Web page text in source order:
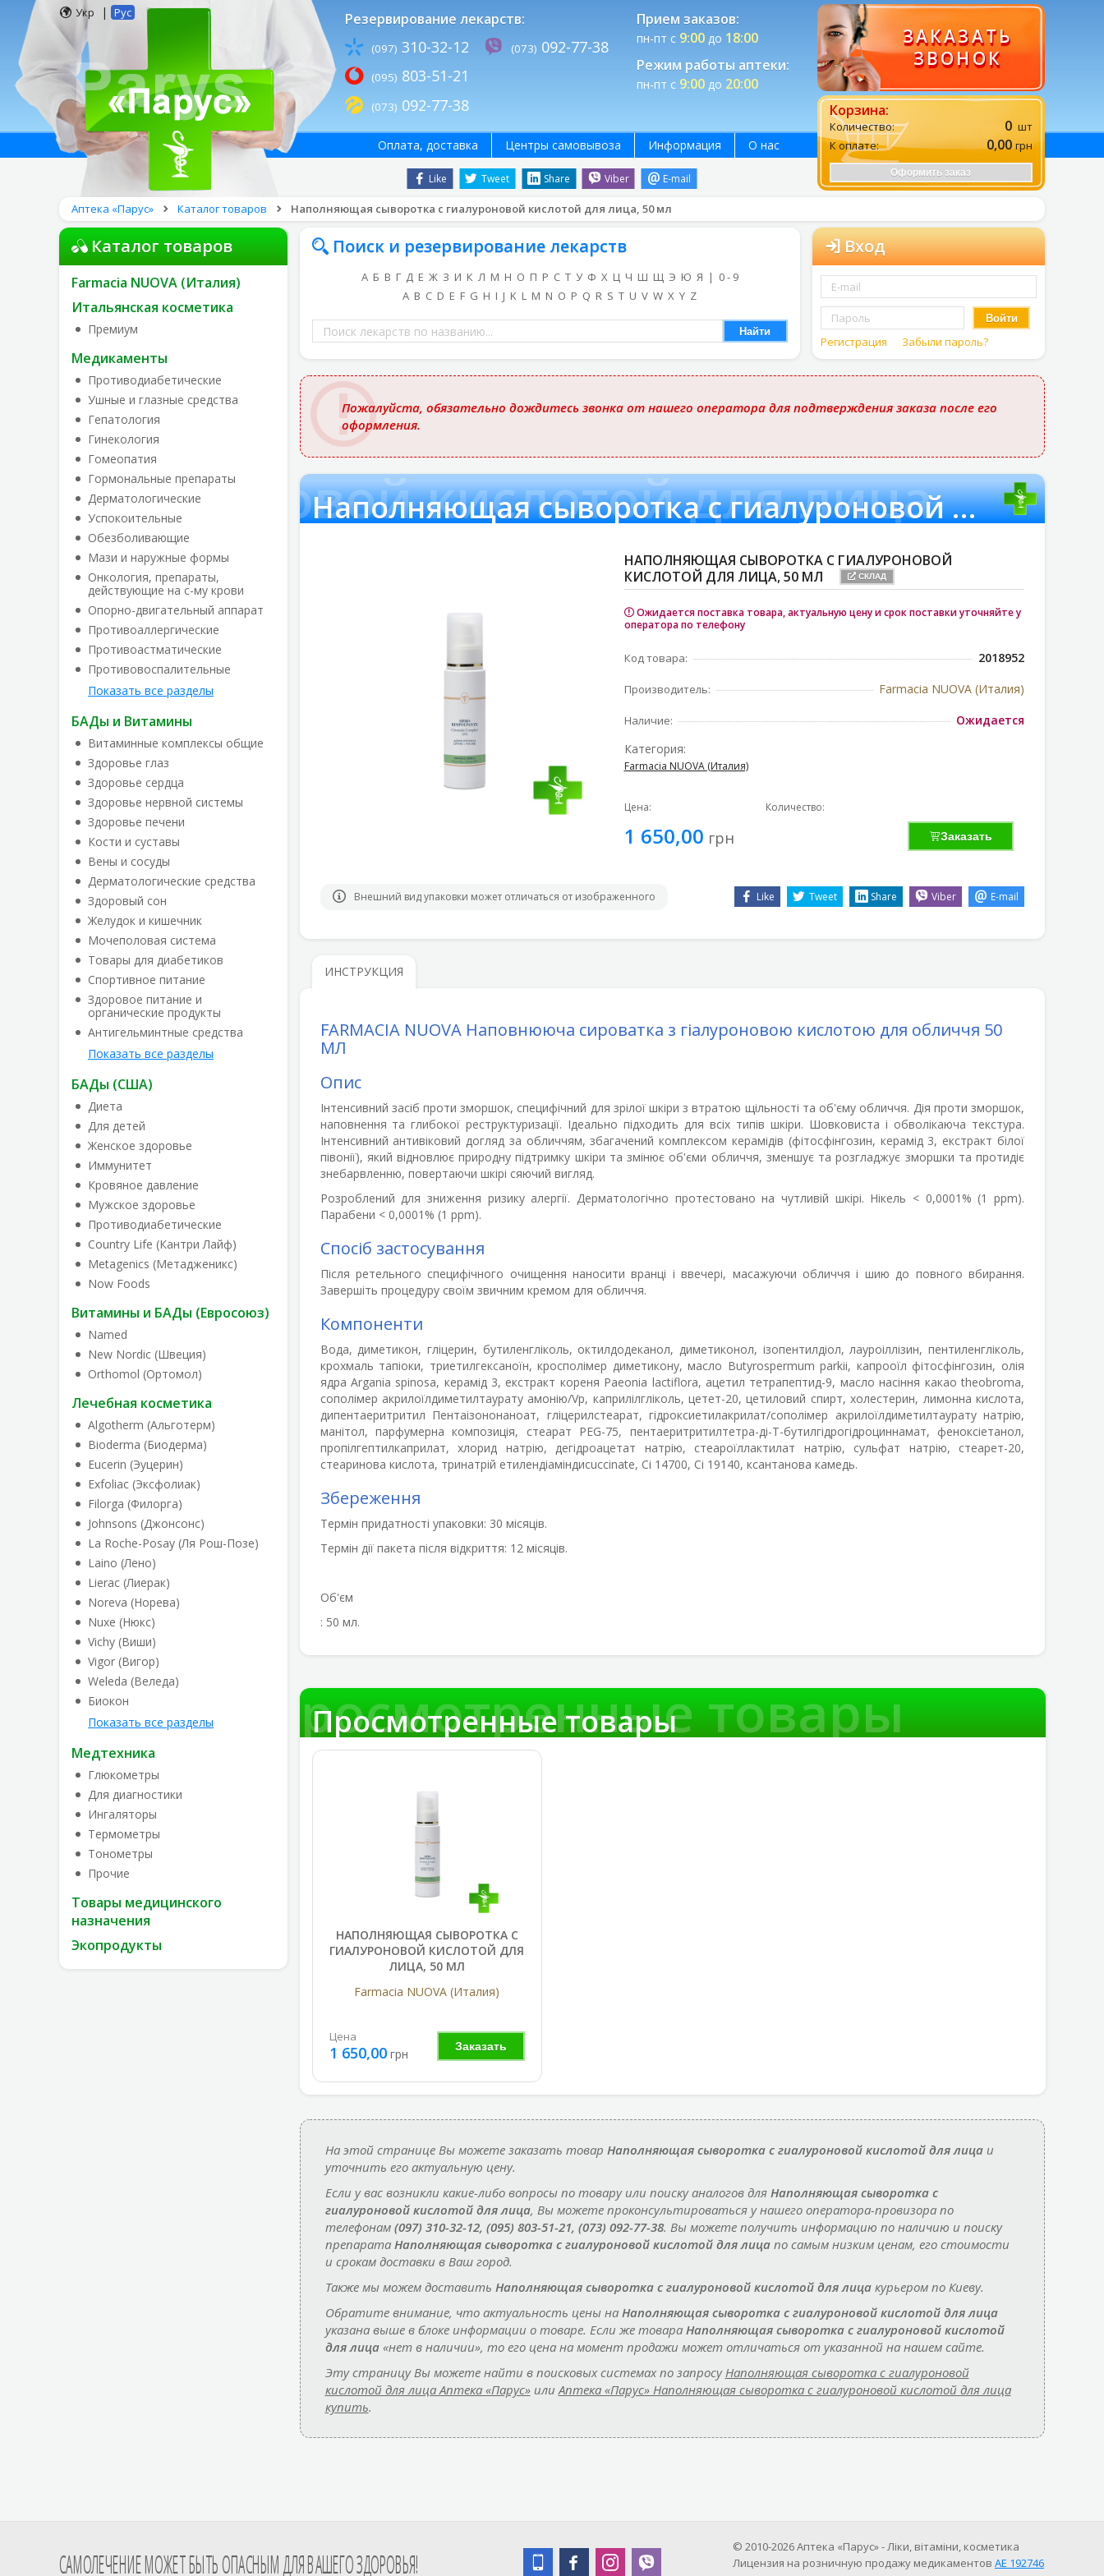
Укр | Рус Резервирование лекарств:
(097) 310-32-12
(095) 803-51-21
(073) 092-77-38
(073) 092-77-38
Прием заказов:
пн-пт с 9:00до 18:00
Режим работы аптеки:
пн-пт с 9:00до 20:00
ЗАКАЗАТЬ
ЗВОНОК
Корзина:
Количество: 0 шт
К оплате:
0,00 грн
Оформить заказ
Like Tweet Share Viber E-mail
Оплата, доставка Центры самовывоза Информация О нас
Аптека «Парус» Каталог товаров Наполняющая сыворотка с гиалуроновой кислотой для лица, 50 мл
Каталог товаров
Farmacia NUOVA (Италия)
Итальянская косметика
Премиум
Медикаменты
Противодиабетические
Ушные и глазные средства
Гепатология
Гинекология
Гомеопатия
Гормональные препараты
Дерматологические
Успокоительные
Обезболивающие
Мази и наружные формы
Онкология, препараты,
действующие на с-му крови
Опорно-двигательный аппарат
Противоаллергические
Противоастматические
Противовоспалительные
Показать все разделы
БАДы и Витамины
Витаминные комплексы общие
Здоровье глаз
Здоровье сердца
Здоровье нервной системы
Здоровье печени
Кости и суставы
Вены и сосуды
Дерматологические средства
Здоровый сон
Желудок и кишечник
Мочеполовая система
Товары для диабетиков
Спортивное питание
Здоровое питание и
органические продукты
Антигельминтные средства
Показать все разделы
БАДы (США)
Диета
Для детей
Женское здоровье
Иммунитет
Кровяное давление
Мужское здоровье
Противодиабетические
Country Life (Кантри Лайф)
Metagenics (Метадженикс)
Now Foods
Витамины и БАДы (Евросоюз)
Named
New Nordic (Швеция)
Orthomol (Ортомол)
Лечебная косметика
Algotherm (Альготерм)
Bioderma (Биодерма)
Eucerin (Эуцерин)
Exfoliac (Эксфолиак)
Filorga (Филорга)
Johnsons (Джонсонс)
La Roche-Posay (Ля Рош-Позе)
Laino (Лено)
Lierac (Лиерак)
Noreva (Норева)
Nuxe (Нюкс)
Vichy (Виши)
Vigor (Вигор)
Weleda (Веледа)
Биокон
Показать все разделы
Медтехника
Глюкометры
Для диагностики
Ингаляторы
Термометры
Тонометры
Прочие
Товары медицинского
назначения
Экопродукты
Поиск и резервирование лекарств
А Б В Г Д Е Ж З И К Л М Н О П Р С Т У Ф Х Ц Ч Ш Щ Э Ю Я | 0 - 9
A B C D E F G H I J K L M N O P Q R S T U V W X Y Z
Поиск
лекарств
по
названию
Найти
Вход
Войти
Регистрация Забыли пароль?
Пожалуйста, обязательно дождитесь звонка от нашего оператора для подтверждения заказа после его
оформления.
кислотой для лица Наполняющая сыворотка с гиалуроновой кислотой для лица
НАПОЛНЯЮЩАЯ СЫВОРОТКА С ГИАЛУРОНОВОЙ
КИСЛОТОЙ ДЛЯ ЛИЦА, 50 МЛ
СКЛАД
Ожидается поставка товара, актуальную цену и срок поставки уточняйте у
оператора по телефону
Код товара: 2018952
Производитель: Farmacia NUOVA (Италия)
Наличие:
Ожидается
Категория:
Farmacia NUOVA (Италия)
Цена:
1 650,00 грн
Количество:
Заказать
Внешний вид упаковки может отличаться от изображенного Like Tweet Share Viber E-mail
ИНСТРУКЦИЯ
FARMACIA NUOVAНаповнююча сироватка з гіалуроновою кислотою для обличчя 50
МЛ
Опис
Інтенсивний засіб проти зморшок, специфічний для зрілої шкіри з втратою щільності та об'єму обличчя. Дія проти зморшок,
наповнення та глибокої реструктуризації. Ідеально підходить для всіх типів шкіри. Шовковиста і обволікаюча текстура.
Інтенсивний антивіковий догляд за обличчям, збагачений комплексом керамідів (фітосфінгозин, керамід 3, екстракт білої
півонії), який відновлює природну підтримку шкіри та змінює об'єми обличчя, зменшує та розгладжує зморшки та протидіє
знебарвленню, повертаючи шкірі сяючий вигляд.
Розроблений для зниження ризику алергії. Дерматологічно протестовано на чутливій шкірі. Нікель < 0,0001% (1 ppm).
Парабени < 0,0001% (1 ppm).
Спосіб застосування
Після ретельного специфічного очищення наносити вранці і ввечері, масажуючи обличчя і шию до повного вбирання.
Завершіть процедуру своїм звичним кремом для обличчя.
Компоненти
Вода, диметикон, гліцерин, бутиленгліколь, октилдодеканол, диметиконол, ізопентилдіол, лауроіллізин, пентиленгліколь,
крохмаль тапіоки, триетилгексаноїн, кросполімер диметикону, масло Butyrospermum parkii, капрооїл фітосфінгозин, олія
ядра Argania spinosa, керамід 3, екстракт кореня Paeonia lactiflora, ацетил тетрапептид-9, масло насіння какао theobroma,
сополімер акрилоїлдиметилтаурату амонію/Vp, каприлілгліколь, цетет-20, цетиловий спирт, холестерин, лимонна кислота,
дипентаеритритил Пентаізононаноат, гліцерилстеарат, гідроксиетилакрилат/сополімер акрилоїлдиметилтаурату натрію,
манітол, парфумерна композиція, стеарат PEG-75, пентаеритритилтетра-ді-Т-бутилгідрогідроциннамат, феноксіетанол,
пропілгептилкаприлат, хлорид натрію, дегідроацетат натрію, стеароїллактилат натрію, сульфат натрію, стеарет-20,
стеаринова кислота, тринатрій етилендіаміндисuccinate, Ci 14700, Ci 19140, ксантанова камедь.
Збереження
Термін придатності упаковки: 30 місяців.
Термін дії пакета після відкриття: 12 місяців.
Об'єм
: 50 мл.
Просмотренные товары
Просмотренные товары
НАПОЛНЯЮЩАЯ СЫВОРОТКА С
ГИАЛУРОНОВОЙ КИСЛОТОЙ ДЛЯ
ЛИЦА, 50 МЛ
Farmacia NUOVA (Италия)
Заказать
Цена
1 650,00грн
На этой странице Вы можете заказать товар Наполняющая сыворотка с гиалуроновой кислотой для лицаи
уточнить его актуальную цену.
Если у вас возникли какие-либо вопросы по товару или поиску аналогов для Наполняющая сыворотка с
гиалуроновой кислотой для лица, Вы можете проконсультироваться у нашего оператора-провизора по
телефонам (097) 310-32-12, (095) 803-51-21, (073) 092-77-38. Вы можете получить информацию по наличию и поиску
препарата Наполняющая сыворотка с гиалуроновой кислотой для лицапо самым низким ценам, его стоимости
и срокам доставки в Ваш город.
Также мы можем доставить Наполняющая сыворотка с гиалуроновой кислотой для лицакурьером по Киеву.
Обратите внимание, что актуальность цены на Наполняющая сыворотка с гиалуроновой кислотой для лица
указана выше в блоке информации о товаре. Если же товара Наполняющая сыворотка с гиалуроновой кислотой
для лица«нет в наличии», то его цена на момент продажи может отличаться от указанной на нашем сайте.
Эту страницу Вы можете найти в поисковых системах по запросу Наполняющая сыворотка с гиалуроновой
кислотой для лица Аптека «Парус»или Аптека «Парус» Наполняющая сыворотка с гиалуроновой кислотой для лица
купить.
САМОЛЕЧЕНИЕ МОЖЕТ БЫТЬ ОПАСНЫМ ДЛЯ ВАШЕГО ЗДОРОВЬЯ!
© 2010-2026 Аптека «Парус» - Ліки, вітаміни, косметика
Лицензия на розничную продажу медикаментов АE 192746